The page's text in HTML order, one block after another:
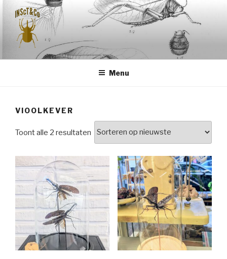
inhoud
springen
INSCT & CO
Menu
VIOOLKEVER
Toont alle 2 resultaten Gesorteerd
op
nieuwste